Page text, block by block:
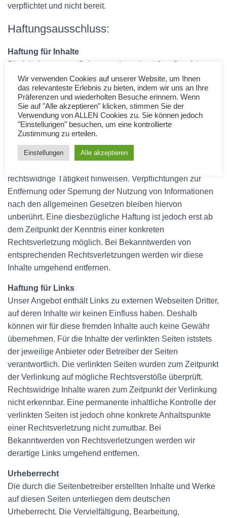
verpflichtet und nicht bereit.
Haftungsausschluss:
Haftung für Inhalte
Die Inhalte unserer Seiten wurden mit größter Sorgfalt
erstellt. Für die Richtigkeit, Vollständigkeit und Aktualität
der Inhalte können wir jedoch keine Gewähr übernehmen.
Als Diensteanbieter sind wir gemäß § 7 Abs.1 TMG für
eigene Inhalte auf diesen Seiten nach den allgemeinen
Gesetzen verantwortlich. Nach §§ 8 bis 10 TMG sind wir
als Diensteanbieter jedoch nicht verpflichtet, übermittelte
oder gespeicherte fremde Informationen zu überwachen
rechtswidrige Tätigkeit hinweisen. Verpflichtungen zur
Entfernung oder Sperrung der Nutzung von Informationen
nach den allgemeinen Gesetzen bleiben hiervon
unberührt. Eine diesbezügliche Haftung ist jedoch erst ab
dem Zeitpunkt der Kenntnis einer konkreten
Rechtsverletzung möglich. Bei Bekanntwerden von
entsprechenden Rechtsverletzungen werden wir diese
Inhalte umgehend entfernen.
Haftung für Links
Unser Angebot enthält Links zu externen Webseiten Dritter,
auf deren Inhalte wir keinen Einfluss haben. Deshalb
können wir für diese fremden Inhalte auch keine Gewähr
übernehmen. Für die Inhalte der verlinkten Seiten iststets
der jeweilige Anbieter oder Betreiber der Seiten
verantwortlich. Die verlinkten Seiten wurden zum Zeitpunkt
der Verlinkung auf mögliche Rechtsverstöße überprüft.
Rechtswidrige Inhalte waren zum Zeitpunkt der Verlinkung
nicht erkennbar. Eine permanente inhaltliche Kontrolle der
verlinkten Seiten ist jedoch ohne konkrete Anhaltspunkte
einer Rechtsverletzung nicht zumutbar. Bei
Bekanntwerden von Rechtsverletzungen werden wir
derartige Links umgehend entfernen.
Urheberrecht
Die durch die Seitenbetreiber erstellten Inhalte und Werke
auf diesen Seiten unterliegen dem deutschen
Urheberrecht. Die Vervielfältigung, Bearbeitung,
Wir verwenden Cookies auf unserer Website, um Ihnen
das relevanteste Erlebnis zu bieten, indem wir uns an Ihre
Präferenzen und wiederholten Besuche erinnern. Wenn
Sie auf "Alle akzeptieren" klicken, stimmen Sie der
Verwendung von ALLEN Cookies zu. Sie können jedoch
"Einstellungen" besuchen, um eine kontrollierte
Zustimmung zu erteilen.
Einstellungen Alle akzeptieren